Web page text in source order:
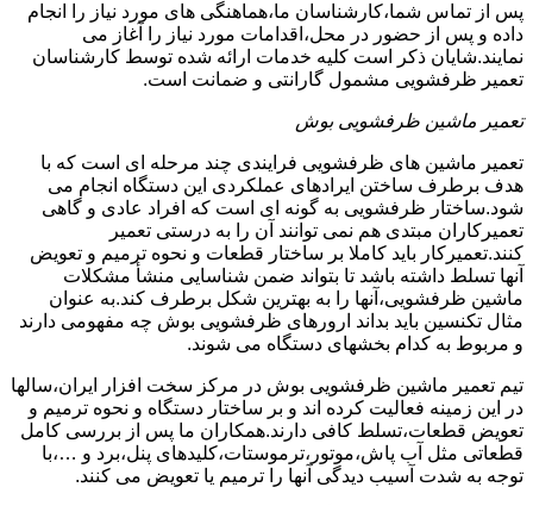
پس از تماس شما،کارشناسان ما،هماهنگی های مورد نیاز را انجام
داده و پس از حضور در محل،اقدامات مورد نیاز را آغاز می
نمایند.شایان ذکر است کلیه خدمات ارائه شده توسط کارشناسان
تعمیر ظرفشویی مشمول گارانتی و ضمانت است.
تعمیر ماشین ظرفشویی بوش
تعمیر ماشین های ظرفشویی فرایندی چند مرحله ای است که با
هدف برطرف ساختن ایرادهای عملکردی این دستگاه انجام می
شود.ساختار ظرفشویی به گونه ای است که افراد عادی و گاهی
تعمیرکاران مبتدی هم نمی توانند آن را به درستی تعمیر
کنند.تعمیرکار باید کاملا بر ساختار قطعات و نحوه ترمیم و تعویض
آنها تسلط داشته باشد تا بتواند ضمن شناسایی منشأ مشکلات
ماشین ظرفشویی،آنها را به بهترین شکل برطرف کند.به عنوان
مثال تکنسین باید بداند ارورهای ظرفشویی بوش چه مفهومی دارند
و مربوط به کدام بخشهای دستگاه می شوند.
تیم تعمیر ماشین ظرفشویی بوش در مرکز سخت افزار ایران،سالها
در این زمینه فعالیت کرده اند و بر ساختار دستگاه و نحوه ترمیم و
تعویض قطعات،تسلط کافی دارند.همکاران ما پس از بررسی کامل
قطعاتی مثل آب پاش،موتور،ترموستات،کلیدهای پنل،برد و …،با
توجه به شدت آسیب دیدگی آنها را ترمیم یا تعویض می کنند.